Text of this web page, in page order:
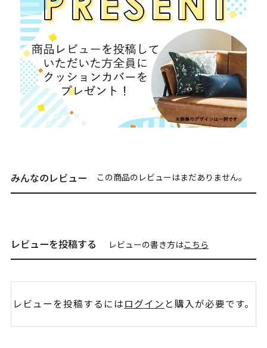
みんなのレビュー この商品のレビューはまだありません。
レビューを投稿する レビューの書き方はこちら
レビューを投稿するにはログイン と購入が必要です。